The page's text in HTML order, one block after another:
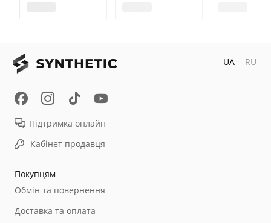
Покупцям
Обмін та повернення
Доставка та оплата
Підтримка онлайн
Кабінет продавця
UA RU